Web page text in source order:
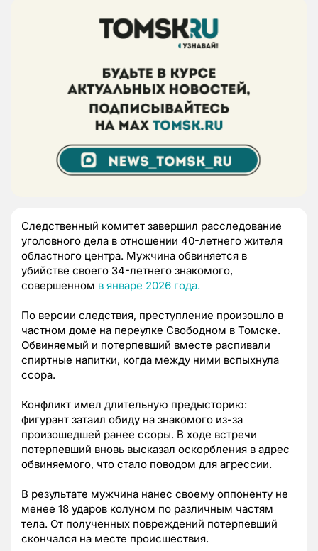
Следственный комитет завершил расследование
уголовного дела в отношении 40-летнего жителя
областного центра. Мужчина обвиняется в
убийстве своего 34-летнего знакомого,
совершенном в январе 2026 года.
По версии следствия, преступление произошло в
частном доме на переулке Свободном в Томске.
Обвиняемый и потерпевший вместе распивали
спиртные напитки, когда между ними вспыхнула
ссора.
Конфликт имел длительную предысторию:
фигурант затаил обиду на знакомого из-за
произошедшей ранее ссоры. В ходе встречи
потерпевший вновь высказал оскорбления в адрес
обвиняемого, что стало поводом для агрессии.
В результате мужчина нанес своему оппоненту не
менее 18 ударов колуном по различным частям
тела. От полученных повреждений потерпевший
скончался на месте происшествия.